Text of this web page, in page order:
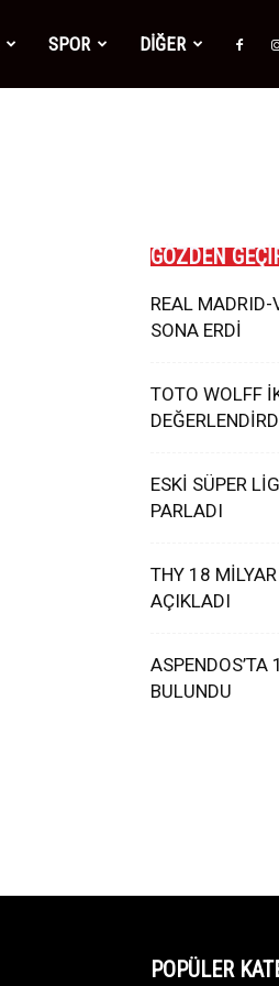
SPOR DİĞER
GÖZDEN
REAL
SONA ERDİ
TOTO WOLFF
ESKİ SÜPER
PARLADI
THY 18
AÇIKLADI
BULUNDU
POPÜLER